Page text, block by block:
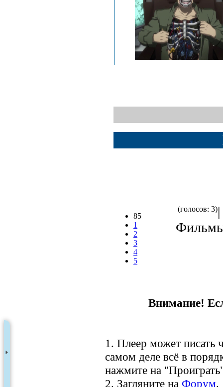
85
1
2
3
4
5
(голосов: 3)
Внимание!
1. Плеер может писать
самом деле всё в
нажмите на
2. Загляните на Форум.